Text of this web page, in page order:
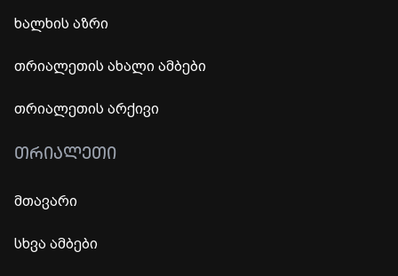
ხალხის აზრი
თრიალეთის ახალი ამბები
თრიალეთის არქივი
ᲗᲠᲘᲐᲚᲔᲗᲘ
მთავარი
სხვა ამბები